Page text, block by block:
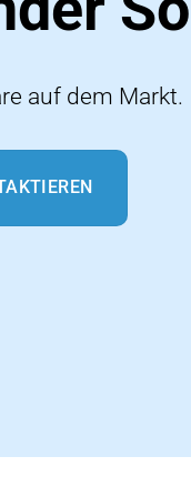
auf dem Markt.